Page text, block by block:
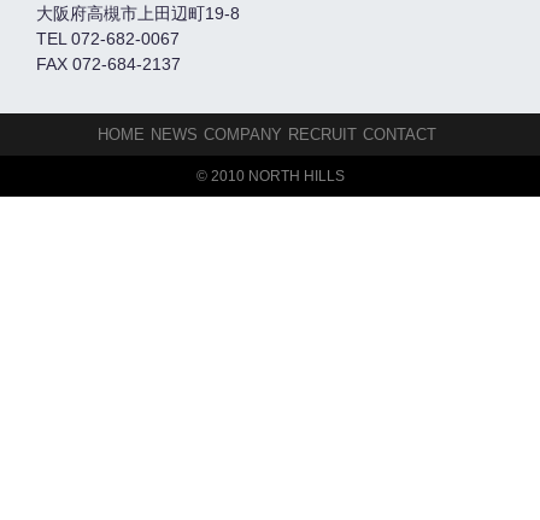
大阪府高槻市上田辺町19-8
TEL 072-682-0067
FAX 072-684-2137
HOME NEWS COMPANY RECRUIT CONTACT
© 2010 NORTH HILLS